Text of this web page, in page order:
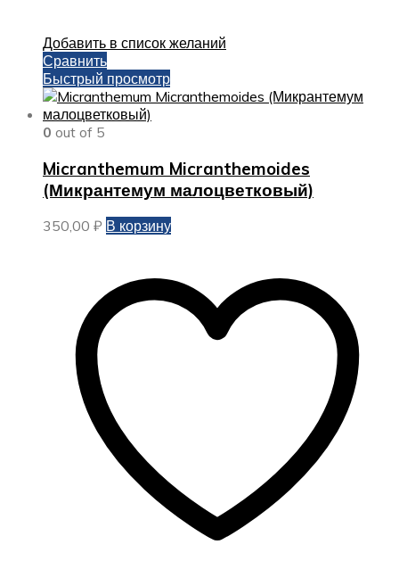
Добавить в список желаний
Сравнить
Быстрый просмотр
0 out of 5
Micranthemum Micranthemoides
(Микрантемум малоцветковый)
350,00 ₽ В корзину